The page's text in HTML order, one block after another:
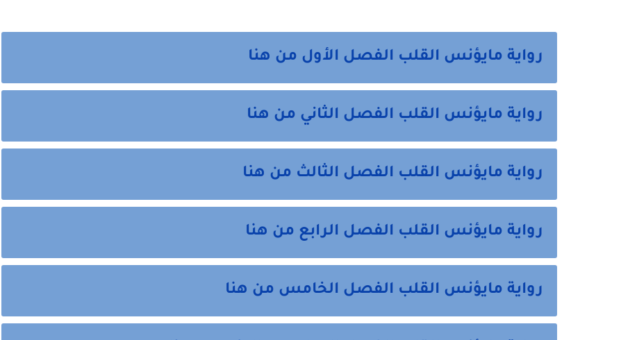
رواية مايؤنس القلب الفصل الأول من هنا
رواية مايؤنس القلب الفصل الثاني من هنا
رواية مايؤنس القلب الفصل الثالث من هنا
رواية مايؤنس القلب الفصل الرابع من هنا
رواية مايؤنس القلب الفصل الخامس من هنا